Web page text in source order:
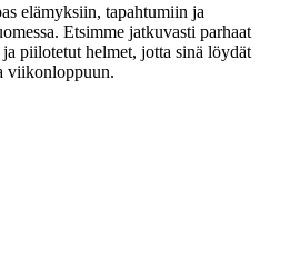
elämyksiin, tapahtumiin ja
Etsimme jatkuvasti parhaat
piilotetut helmet, jotta sinä löydät
viikonloppuun.